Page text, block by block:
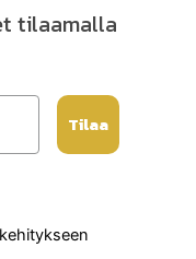
tilaamalla
Tilaa